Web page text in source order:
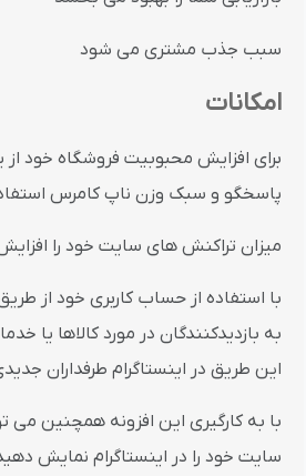
سبب جذب مشتری می شود
امکانات
برای افزایش محبوبیت فروشگاه خود از
پاسخگو و سبک وزن ناپ کامرس
میزان تراکنش های سایت خود را
به بازدیدکنندگان در مورد کالاها یا
این طریق در اینستاگرام طرفداران
با به کارگیری این افزونه همچنین می
سایت خود را در اینستاگرام نمایش